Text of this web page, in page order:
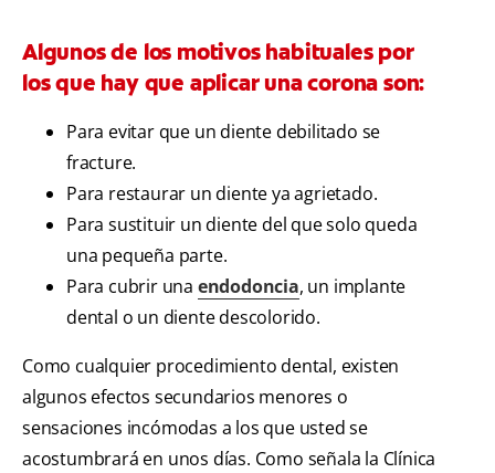
Algunos de los motivos habituales por
los que hay que aplicar una corona son:
Para evitar que un diente debilitado se
fracture.
Para restaurar un diente ya agrietado.
Para sustituir un diente del que solo queda
una pequeña parte.
Para cubrir una endodoncia, un implante
dental o un diente descolorido.
Como cualquier procedimiento dental, existen
algunos efectos secundarios menores o
sensaciones incómodas a los que usted se
acostumbrará en unos días. Como señala la Clínica